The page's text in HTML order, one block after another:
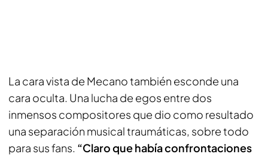
La cara vista de Mecano también esconde una
cara oculta. Una lucha de egos entre dos
inmensos compositores que dio como resultado
una separación musical traumáticas, sobre todo
para sus fans. “Claro que había confrontaciones